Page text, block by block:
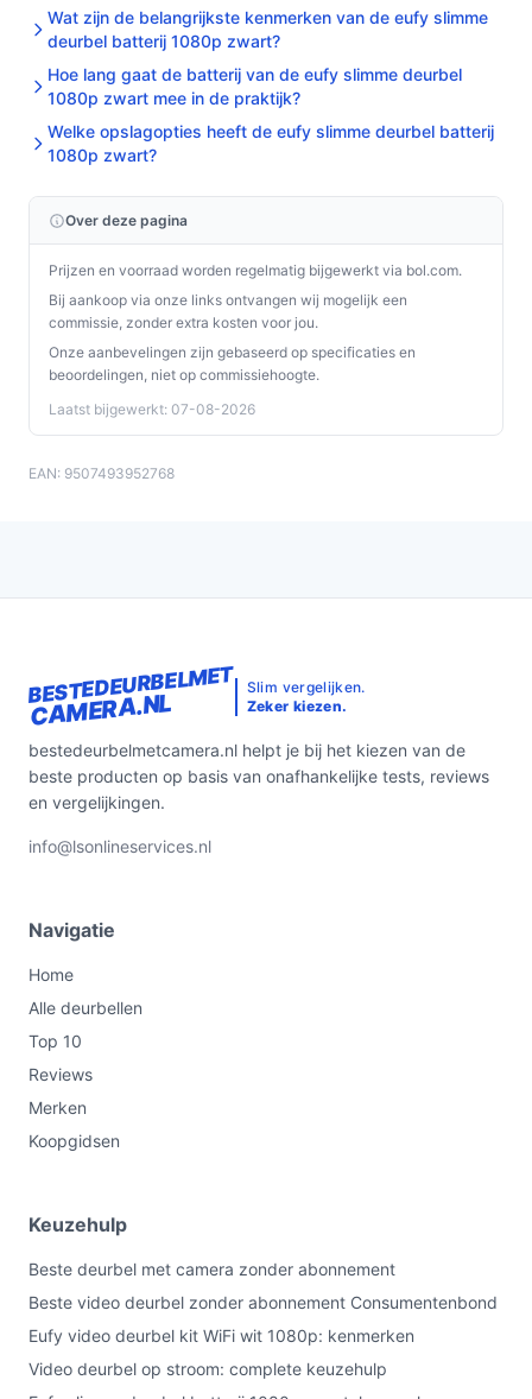
Wat zijn de belangrijkste kenmerken van de eufy slimme
deurbel batterij 1080p zwart?
Hoe lang gaat de batterij van de eufy slimme deurbel
1080p zwart mee in de praktijk?
Welke opslagopties heeft de eufy slimme deurbel batterij
1080p zwart?
Over deze pagina
Prijzen en voorraad worden regelmatig bijgewerkt via bol.com.
Bij aankoop via onze links ontvangen wij mogelijk een
commissie, zonder extra kosten voor jou.
Onze aanbevelingen zijn gebaseerd op specificaties en
beoordelingen, niet op commissiehoogte.
Laatst bijgewerkt: 07-08-2026
EAN: 9507493952768
BESTEDEURBELMET
CAMERA.NL
Slim vergelijken.
Zeker kiezen.
bestedeurbelmetcamera.nl helpt je bij het kiezen van de
beste producten op basis van onafhankelijke tests, reviews
en vergelijkingen.
info@lsonlineservices.nl
Navigatie
Home
Alle deurbellen
Top 10
Reviews
Merken
Koopgidsen
Keuzehulp
Beste deurbel met camera zonder abonnement
Beste video deurbel zonder abonnement Consumentenbond
Eufy video deurbel kit WiFi wit 1080p: kenmerken
Video deurbel op stroom: complete keuzehulp